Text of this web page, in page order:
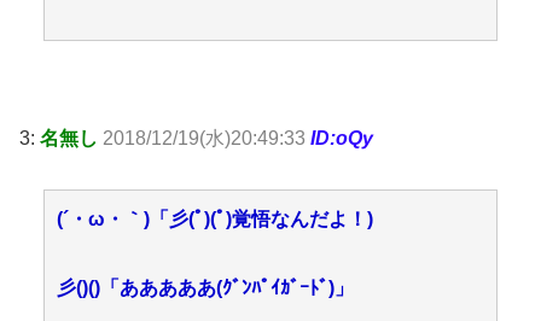
3: 名無し 2018/12/19(水)20:49:33 ID:oQy
(´・ω・｀)「彡(ﾟ)(ﾟ)覚悟なんだよ！)
彡()()「あああああ(ｸﾞﾝﾊﾟｲｶﾞｰﾄﾞ)」